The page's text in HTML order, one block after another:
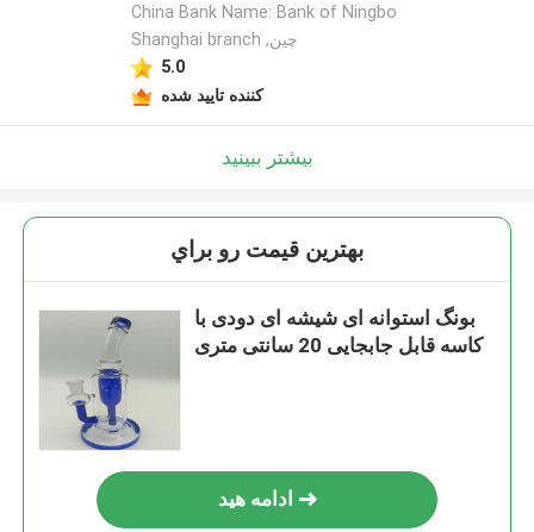
China Bank Name: Bank of Ningbo
Shanghai branch ,چین
5.0
کننده تایید شده
بیشتر ببینید
بهترين قيمت رو براي
بونگ استوانه ای شیشه ای دودی با
کاسه قابل جابجایی 20 سانتی متری
ادامه هید